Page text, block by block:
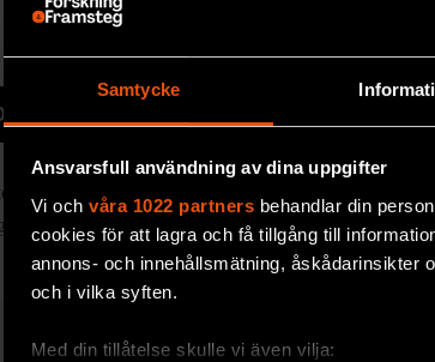
Samtycke
Ansvarsfull användning av dina uppgifter
Vi och våra 1022 partners behandlar din
cookies för att lagra och få tillgång till
annons- och innehållsmätning, åskådarinsikter
och i vilka syften.
Med din tillåtelse skulle vi även vilja:
7
rapporterar om fackgranskade
bevakat vetenskap sedan 1966 och drivs